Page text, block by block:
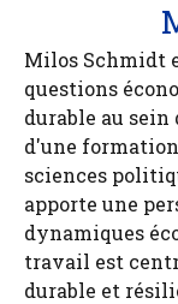
Milos Schmidt
questions
durable au sein
d'une
sciences
apporte une
dynamiques
travail est
durable et